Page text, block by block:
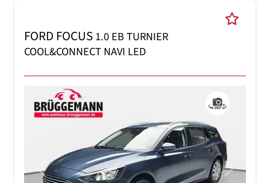
FORD FOCUS1.0 EB TURNIER
COOL&CONNECT NAVI LED
Previous Next